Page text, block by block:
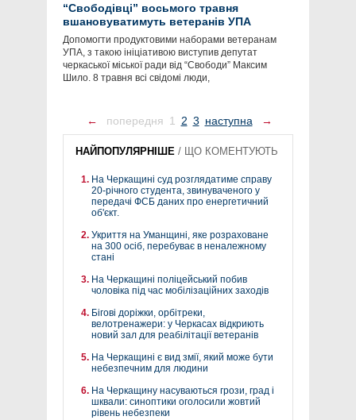
“Свободівці” восьмого травня
вшановуватимуть ветеранів УПА
Допомогти продуктовими наборами ветеранам
УПА, з такою ініціативою виступив депутат
черкаської міської ради від “Свободи” Максим
Шило. 8 травня всі свідомі люди,
← попередня 1 2 3 наступна →
НАЙПОПУЛЯРНІШЕ / ЩО КОМЕНТУЮТЬ
На Черкащині суд розглядатиме справу
20-річного студента, звинуваченого у
передачі ФСБ даних про енергетичний
об'єкт.
Укриття на Уманщині, яке розраховане
на 300 осіб, перебуває в неналежному
стані
На Черкащині поліцейський побив
чоловіка під час мобілізаційних заходів
Бігові доріжки, орбітреки,
велотренажери: у Черкасах відкриють
новий зал для реабілітації ветеранів
На Черкащині є вид змії, який може бути
небезпечним для людини
На Черкащину насуваються грози, град і
шквали: синоптики оголосили жовтий
рівень небезпеки